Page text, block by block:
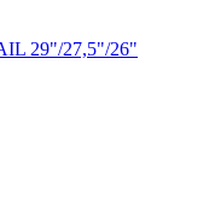
29"/27,5"/26"